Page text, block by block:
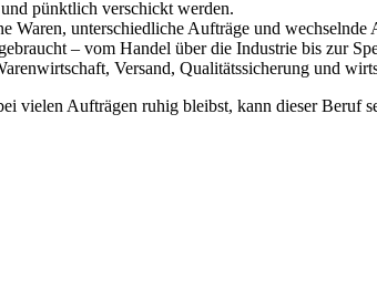
pünktlich verschickt werden.
Waren, unterschiedliche Aufträge und
– vom Handel über die Industrie bis zur
Versand, Qualitätssicherung und
vielen Aufträgen ruhig bleibst, kann dieser Beruf